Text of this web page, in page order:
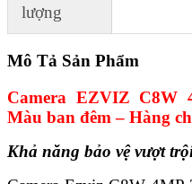
lượng
Mô Tả Sản Phẩm
Camera EZVIZ C8W
Màu ban đêm – Hàng
Khả năng bảo vệ vượt